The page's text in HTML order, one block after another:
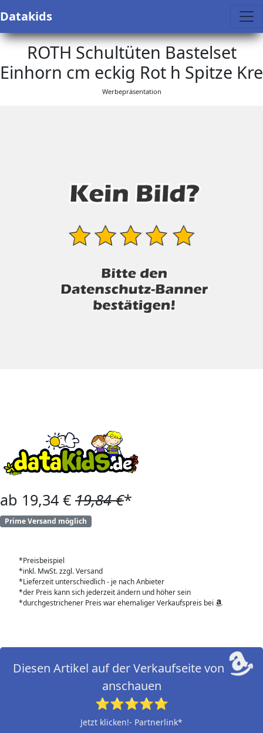
Datakids
ROTH Schultüten Bastelset
Einhorn cm eckig Rot h Spitze Kre
Werbepräsentation
ab 19,34 € 19,84 €*
Prime Versand möglich
*Preisbeispiel
*inkl. MwSt. zzgl. Versand
*Lieferzeit unterschiedlich - je nach Anbieter
*der Preis kann sich jederzeit ändern und höher sein
*durchgestrichener Preis war ehemaliger Verkaufspreis bei
Diesen Artikel auf der Verkaufseite von
anschauen
⭐⭐⭐⭐⭐
Jetzt klicken!- Partnerlink*